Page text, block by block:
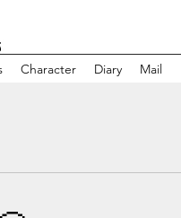
Character Diary Mail